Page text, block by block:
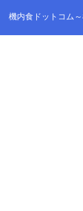
機内食ドットコム